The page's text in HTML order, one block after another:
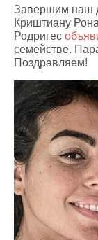
Завершим наш
Криштиану
Родригес
семействе.
Поздравляем!